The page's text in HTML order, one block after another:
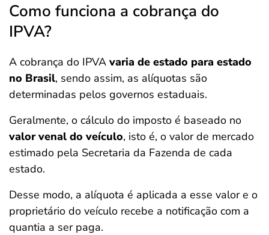
Como funciona a cobrança do
IPVA?
A cobrança do IPVA varia de estado para estado
no Brasil, sendo assim, as alíquotas são
determinadas pelos governos estaduais.
Geralmente, o cálculo do imposto é baseado no
valor venal do veículo, isto é, o valor de mercado
estimado pela Secretaria da Fazenda de cada
estado.
Desse modo, a alíquota é aplicada a esse valor e o
proprietário do veículo recebe a notificação com a
quantia a ser paga.